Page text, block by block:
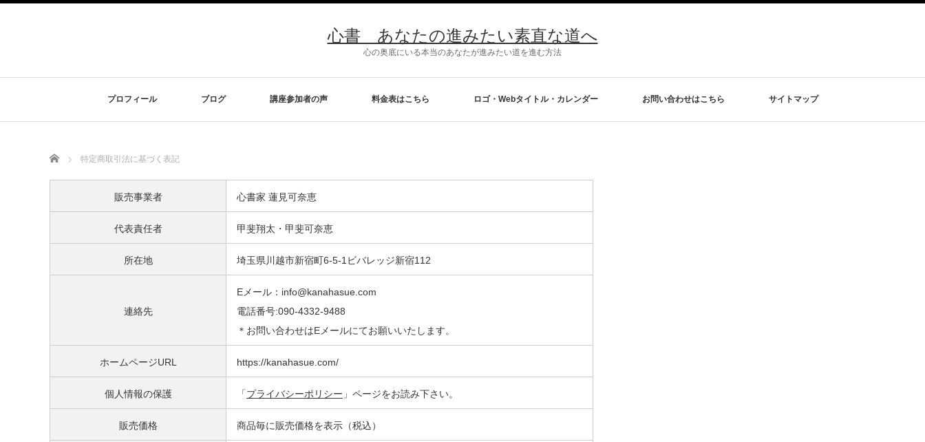
心書 あなたの進みたい素直な道へ
心の奥底にいる本当のあなたが進みたい道を進む方法
プロフィール ブログ 講座参加者の声 料金表はこちら ロゴ・Webタイトル・カレンダー お問い合わせはこちら サイトマップ
Home 特定商取引法に基づく表記
販売事業者 心書家 蓮見可奈恵
代表責任者 甲斐翔太・甲斐可奈恵
所在地 埼玉県川越市新宿町6-5-1ビバレッジ新宿112
連絡先
Eメール：info@kanahasue.com
電話番号:090-4332-9488
＊お問い合わせはEメールにてお願いいたします。
ホームページURL https://kanahasue.com/
個人情報の保護 「プライバシーポリシー 」ページをお読み下さい。
販売価格 商品毎に販売価格を表示（税込）